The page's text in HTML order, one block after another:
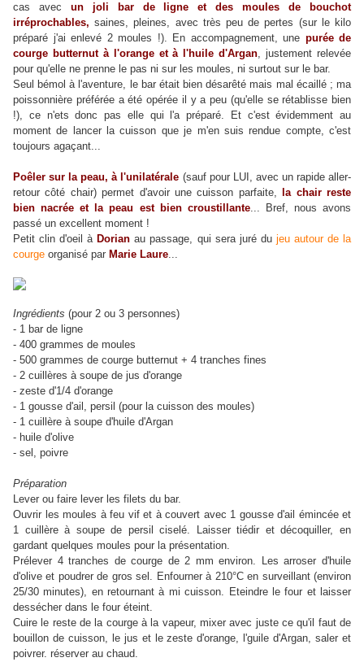
cas avec un joli bar de ligne et des moules de bouchot
irréprochables, saines, pleines, avec très peu de pertes (sur le kilo
préparé j'ai enlevé 2 moules !). En accompagnement, une purée de
courge butternut à l'orange et à l'huile d'Argan, justement relevée
pour qu'elle ne prenne le pas ni sur les moules, ni surtout sur le bar.
Seul bémol à l'aventure, le bar était bien désarêté mais mal écaillé ; ma
poissonnière préférée a été opérée il y a peu (qu'elle se rétablisse bien
!), ce n'ets donc pas elle qui l'a préparé. Et c'est évidemment au
moment de lancer la cuisson que je m'en suis rendue compte, c'est
toujours agaçant...
Poêler sur la peau, à l'unilatérale (sauf pour LUI, avec un rapide aller-
retour côté chair) permet d'avoir une cuisson parfaite,
la chair reste
bien nacrée et la peau est bien croustillante... Bref, nous avons
passé un excellent moment !
Petit clin d'oeil à Dorian au passage, qui sera juré du jeu autour de la
courge organisé par Marie Laure...
Ingrédients (pour 2 ou 3 personnes)
- 1 bar de ligne
- 400 grammes de moules
- 500 grammes de courge butternut + 4 tranches fines
- 2 cuillères à soupe de jus d'orange
- zeste d'1/4 d'orange
- 1 gousse d'ail, persil (pour la cuisson des moules)
- 1 cuillère à soupe d'huile d'Argan
- huile d'olive
- sel, poivre
Préparation
Lever ou faire lever les filets du bar.
Ouvrir les moules à feu vif et à couvert avec 1 gousse d'ail émincée et
1 cuillère à soupe de persil ciselé. Laisser tiédir et décoquiller, en
gardant quelques moules pour la présentation.
Prélever 4 tranches de courge de 2 mm environ. Les arroser d'huile
d'olive et poudrer de gros sel. Enfourner à 210°C en surveillant (environ
25/30 minutes), en retournant à mi cuisson. Eteindre le four et laisser
dessécher dans le four éteint.
Cuire le reste de la courge à la vapeur, mixer avec juste ce qu'il faut de
bouillon de cuisson, le jus et le zeste d'orange, l'guile d'Argan, saler et
poivrer. réserver au chaud.